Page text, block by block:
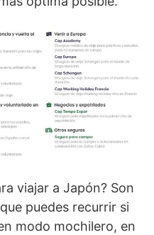
viajar a Japón? Son
puedes recurrir si
modo mochilero, en